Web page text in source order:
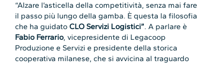
“Alzare l’asticella della competitività, senza mai fare
il passo più lungo della gamba. È questa la filosofia
che ha guidatoCLO Servizi Logistici”. A parlare è
Fabio Ferrario, vicepresidente di Legacoop
Produzione e Servizi e presidente della storica
cooperativa milanese, che si avvicina al traguardo